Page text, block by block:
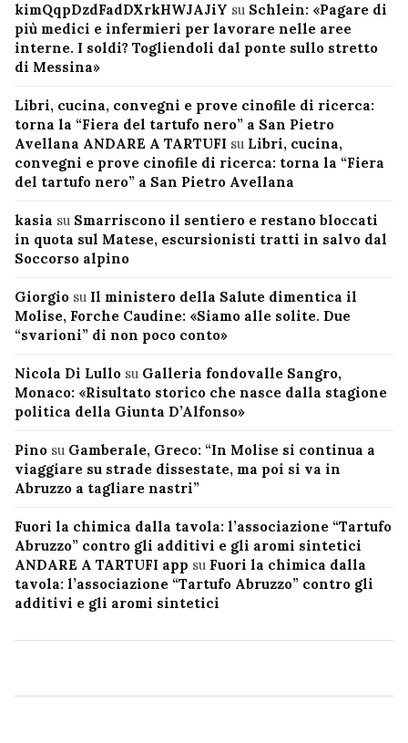
kimQqpDzdFadDXrkHWJAJiY su Schlein: «Pagare di
più medici e infermieri per lavorare nelle aree
interne. I soldi? Togliendoli dal ponte sullo stretto
di Messina»
Libri, cucina, convegni e prove cinofile di ricerca:
torna la “Fiera del tartufo nero” a San Pietro
Avellana ANDARE A TARTUFI su Libri, cucina,
convegni e prove cinofile di ricerca: torna la “Fiera
del tartufo nero” a San Pietro Avellana
kasia su Smarriscono il sentiero e restano bloccati
in quota sul Matese, escursionisti tratti in salvo dal
Soccorso alpino
Giorgio su Il ministero della Salute dimentica il
Molise, Forche Caudine: «Siamo alle solite. Due
“svarioni” di non poco conto»
Nicola Di Lullo su Galleria fondovalle Sangro,
Monaco: «Risultato storico che nasce dalla stagione
politica della Giunta D’Alfonso»
Pino su Gamberale, Greco: “In Molise si continua a
viaggiare su strade dissestate, ma poi si va in
Abruzzo a tagliare nastri”
Fuori la chimica dalla tavola: l’associazione “Tartufo
Abruzzo” contro gli additivi e gli aromi sintetici
ANDARE A TARTUFI app su Fuori la chimica dalla
tavola: l’associazione “Tartufo Abruzzo” contro gli
additivi e gli aromi sintetici